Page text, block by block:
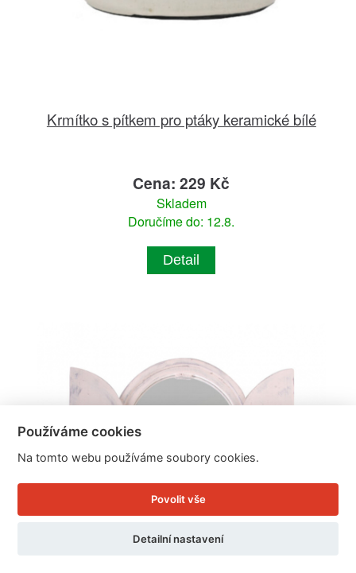
Krmítko s pítkem pro ptáky keramické bílé
Cena: 229 Kč
Skladem
Doručíme do: 12.8.
Detail
Používáme cookies
Na tomto webu používáme soubory cookies.
Povolit vše
Detailní nastavení